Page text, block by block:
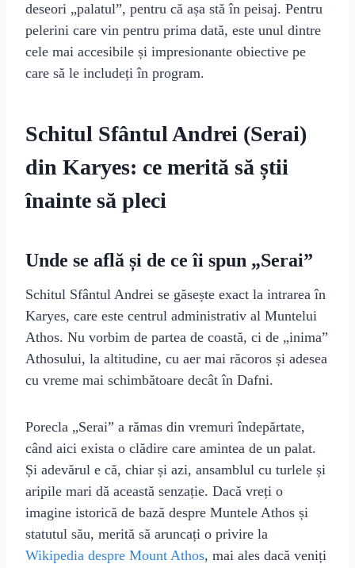
deseori „palatul”, pentru că așa stă în peisaj. Pentru
pelerini care vin pentru prima dată, este unul dintre
cele mai accesibile și impresionante obiective pe
care să le includeți în program.
Schitul Sfântul Andrei (Serai)
din Karyes: ce merită să știi
înainte să pleci
Unde se află și de ce îi spun „Serai”
Schitul Sfântul Andrei se găsește exact la intrarea în
Karyes, care este centrul administrativ al Muntelui
Athos. Nu vorbim de partea de coastă, ci de „inima”
Athosului, la altitudine, cu aer mai răcoros și adesea
cu vreme mai schimbătoare decât în Dafni.
Porecla „Serai” a rămas din vremuri îndepărtate,
când aici exista o clădire care amintea de un palat.
Și adevărul e că, chiar și azi, ansamblul cu turlele și
aripile mari dă această senzație. Dacă vreți o
imagine istorică de bază despre Muntele Athos și
statutul său, merită să aruncați o privire la
Wikipedia despre Mount Athos, mai ales dacă veniți